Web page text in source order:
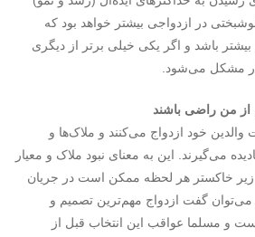
در ازدواجی بیشتر خواهد بود که
باشد و اگر یکی خیلی بر‌تر از دیگری
مشکل می‌شود.
خود ازدواج می‌کنند و ملاک‌ها و
می‌گیرند. این به معنای نبود ملاک و معیار
خاکستر هر لحظه ممکن است در جریان
گفت ازدواج مهم‌ترین تصمیم و
و مسلما عواقب این انتخاب قبل از